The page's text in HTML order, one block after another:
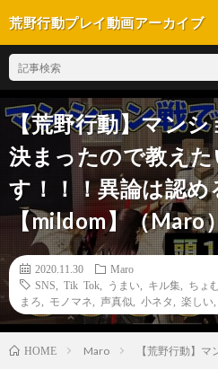
荒野行動プレイ動画アーカイブ
【荒野行動】マン
決まったので教え
す！！！異論は認め
【mildom】（Maro）
2020.11.30
Maro
SNS
Tik Tok うまい キル集 ちょ
まろ
モノマネ 声真似 小ネタ 楽しい
HOME Maro 【荒野行動】